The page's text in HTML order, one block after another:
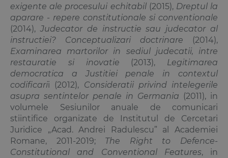
exigente ale procesului echitabil(2015), Dreptul la
aparare - repere constitutionale si conventionale
(2014),Judecator de instructie sau judecator al
instructiei? Conceptualizari doctrinare (2014),
Examinarea martorilor in sediul judecatii, intre
restauratie si inovatie (2013), Legitimarea
democratica a Justitiei penale in contextul
codificarii (2012), Consideratii privind intelegerile
asupra sentintelor penale in Germania (2011), in
volumele Sesiunilor anuale de comunicari
stiintifice organizate de Institutul de Cercetari
Juridice „Acad. Andrei Radulescu” al Academiei
Romane, 2011-2019; The Right to Defence-
Constitutional and Conventional Features, in